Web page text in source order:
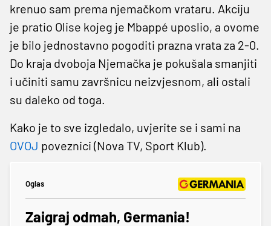
krenuo sam prema njemačkom vrataru. Akciju
je pratio Olise kojeg je Mbappé uposlio, a ovome
je bilo jednostavno pogoditi prazna vrata za 2-0.
Do kraja dvoboja Njemačka je pokušala smanjiti
i učiniti samu završnicu neizvjesnom, ali ostali
su daleko od toga.
Kako je to sve izgledalo, uvjerite se i sami na
OVOJ poveznici (Nova TV, Sport Klub).
Oglas
Zaigraj odmah, Germania!